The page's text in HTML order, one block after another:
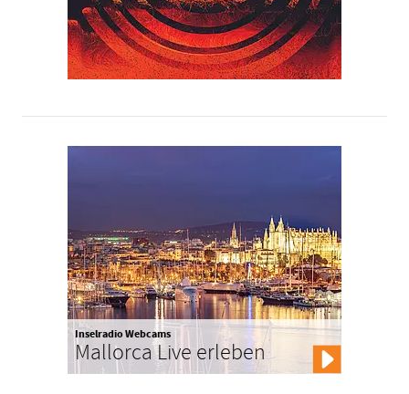
Inselradio Webcams
Mallorca Live erleben